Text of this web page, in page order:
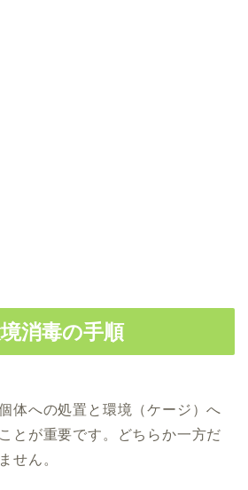
消毒の手順
体への処置と環境（ケージ）へ
とが重要です。どちらか一方だ
せん。